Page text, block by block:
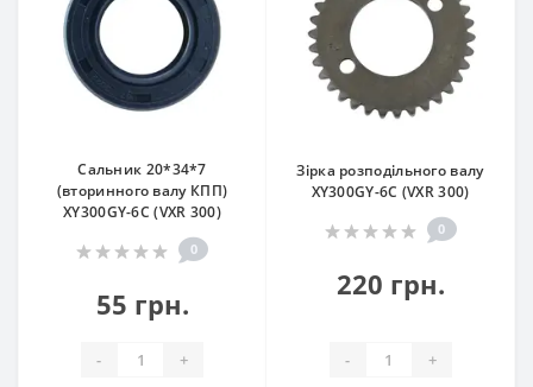
Сальник 20*34*7
(вторинного валу КПП)
XY300GY-6C (VXR 300)
0
55 грн.
- +
Зірка розподільного валу
XY300GY-6C (VXR 300)
0
220 грн.
- +